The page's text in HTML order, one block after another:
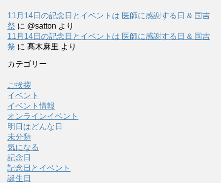
11月14日の記念日とイベントは 医師に感謝する日 & 国吉
祭 に @satton より
11月14日の記念日とイベントは 医師に感謝する日 & 国吉
祭 に 髙木麻里 より
カテゴリー
ご挨拶
イベント
イベント情報
オンラインイベント
明日はどんな日
未分類
気になる
記念日
記念日とイベント
誕生日